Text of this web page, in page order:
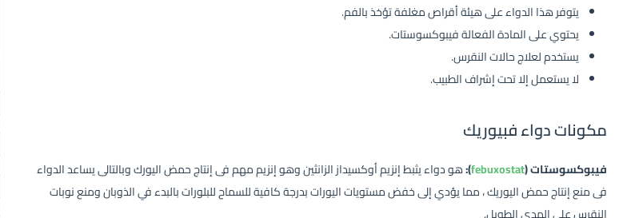
يتوفر هذا الدواء على هيئة أقراص مغلفة تؤخذ بالفم.
يحتوي على المادة الفعالة فيبوكسوستات.
يستخدم لعلاج حالات النقرس.
لا يستعمل إلا تحت إشراف الطبيب.
مكونات دواء فبيوريك
فيبوكسوستات (febuxostat
):هو دواء يثبط إنزيم أوكسيداز الزانثين وهو إنزيم مهم فى إنتاج حمض اليورك وبالتالى يساعد الدواء
فى منع إنتاج حمض اليوريك ، مما يؤدي إلى خفض مستويات اليورات بدرجة كافية للسماح للبلورات بالبدء في الذوبان ومنع نوبات
النقرس على المدى الطويل.